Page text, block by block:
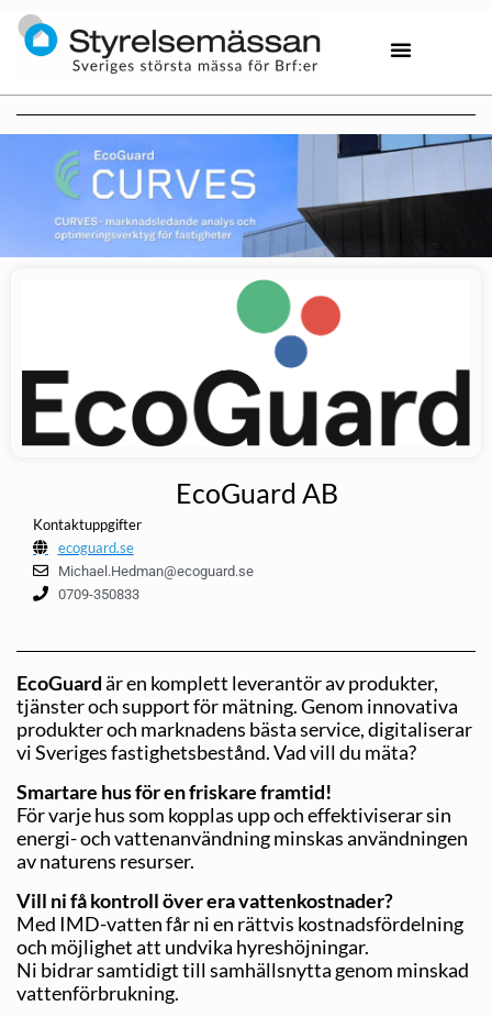
EcoGuard AB
Kontaktuppgifter
ecoguard.se
Michael.Hedman@ecoguard.se
0709-350833
EcoGuardär en komplett leverantör av produkter,
tjänster och support för mätning. Genom innovativa
produkter och marknadens bästa service, digitaliserar
vi Sveriges fastighetsbestånd. Vad vill du mäta?
Smartare hus för en friskare framtid!
För varje hus som kopplas upp och effektiviserar sin
energi- och vattenanvändning minskas användningen
av naturens resurser.
Vill ni få kontroll över era vattenkostnader?
Med IMD-vatten får ni en rättvis kostnadsfördelning
och möjlighet att undvika hyreshöjningar.
Ni bidrar samtidigt till samhällsnytta genom minskad
vattenförbrukning.